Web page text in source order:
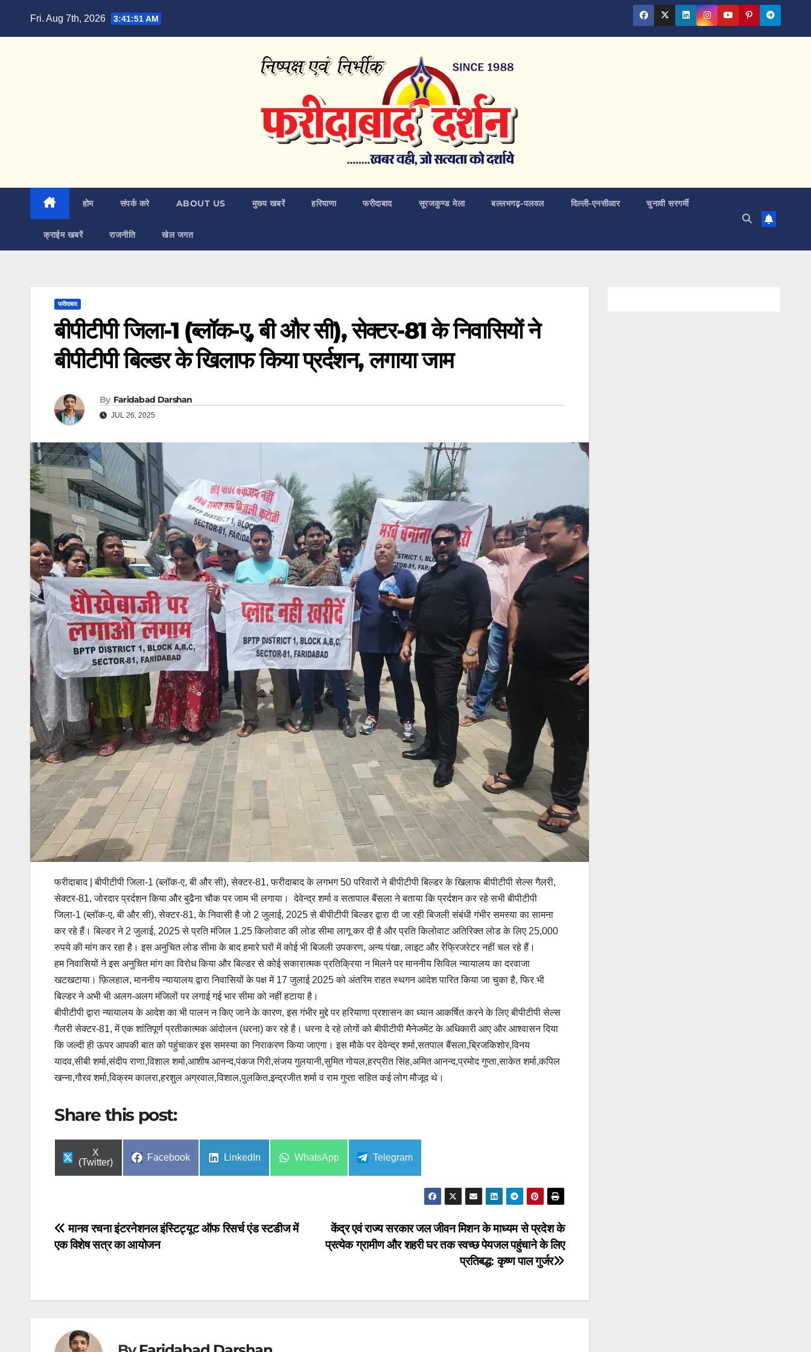
Fri. Aug 7th, 2026 3:41:52 AM
होम संपर्क करे ABOUT US मुख्य खबरें हरियाणा फरीदाबाद सूरजकुण्ड मेला बल्लभगढ़़-पलवल दिल्ली-एनसीआर चुनावी सरगर्मी
क्राईम खबरें राजनीति खेल जगत
फरीदाबाद
बीपीटीपी जिला-1 (ब्लॉक-ए, बी और सी), सेक्टर-81 के निवासियों ने
बीपीटीपी बिल्डर के खिलाफ किया प्रर्दशन, लगाया जाम
By Faridabad Darshan
JUL 26, 2025
फरीदाबाद | बीपीटीपी जिला-1 (ब्लॉक-ए, बी और सी), सेक्टर-81, फरीदाबाद के लगभग 50 परिवारों ने बीपीटीपी बिल्डर के खिलाफ बीपीटीपी सेल्स गैलरी,
सेक्टर-81, जोरदार प्रर्दशन किया और बुढैना चौक पर जाम भी लगाया। देवेन्द्र शर्मा व सतापाल बैंसला ने बताया कि प्रर्दशन कर रहे सभी बीपीटीपी
जिला-1 (ब्लॉक-ए, बी और सी), सेक्टर-81, के निवासी है जो 2 जुलाई, 2025 से बीपीटीपी बिल्डर द्वारा दी जा रही बिजली संबंधी गंभीर समस्या का सामना
कर रहे हैं। बिल्डर ने 2 जुलाई, 2025 से प्रति मंजिल 1.25 किलोवाट की लोड सीमा लागू कर दी है और प्रति किलोवाट अतिरिक्त लोड के लिए 25,000
रुपये की मांग कर रहा है। इस अनुचित लोड सीमा के बाद हमारे घरों में कोई भी बिजली उपकरण, अन्य पंखा, लाइट और रेफ्रिजरेटर नहीं चल रहे हैं।
हम निवासियों ने इस अनुचित मांग का विरोध किया और बिल्डर से कोई सकारात्मक प्रतिक्रिया न मिलने पर माननीय सिविल न्यायालय का दरवाजा
खटखटाया। फ़िलहाल, माननीय न्यायालय द्वारा निवासियों के पक्ष में 17 जुलाई 2025 को अंतरिम राहत स्थगन आदेश पारित किया जा चुका है, फिर भी
बिल्डर ने अभी भी अलग-अलग मंजिलों पर लगाई गई भार सीमा को नहीं हटाया है।
बीपीटीपी द्वारा न्यायालय के आदेश का भी पालन न किए जाने के कारण, इस गंभीर मुद्दे पर हरियाणा प्रशासन का ध्यान आकर्षित करने के लिए बीपीटीपी सेल्स
गैलरी सेक्टर-81, में एक शांतिपूर्ण प्रतीकात्मक आंदोलन (धरना) कर रहे है। धरना दे रहे लोगों को बीपीटीपी मैनेजमेंट के अधिकारी आए और आश्वासन दिया
कि जल्दी ही ऊपर आपकी बात को पहुंचाकर इस समस्या का निराकरण किया जाएगा। इस मौके पर देवेन्द्र शर्मा,सतपाल बैंसला,ब्रिजकिशोर,विनय
यादव,सीबी शर्मा,संदीप राणा,विशाल शर्मा,आशीष आनन्द,पंकज गिरी,संजय गुलयानी,सुमित गोयल,हरप्रीत सिंह,अमित आनन्द,प्रमोद गुप्ता,साकेत शर्मा,कपिल
खन्ना,गौरव शर्मा,विक्रम कालरा,हरशुल अग्रवाल,विशाल,पुलकित,इन्द्रजीत शर्मा व राम गुप्ता सहित कई लोग मौजूद थे।
Share this post:
Share
on
X
(Twitter)
Share
Facebook
Share
LinkedIn
Share
WhatsApp
Share
Telegram
Post
navigation
केंद्र एवं राज्य सरकार जल जीवन मिशन के माध्यम से प्रदेश के
प्रत्येक ग्रामीण और शहरी घर तक स्वच्छ पेयजल पहुंचाने के लिए
प्रतिबद्ध: कृष्ण पाल गुर्जर
मानव रचना इंटरनेशनल इंस्टिट्यूट ऑफ रिसर्च एंड स्टडीज में
एक विशेष सत्र का आयोजन